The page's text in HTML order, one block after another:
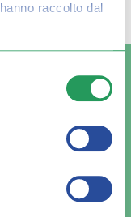
raccolto dal
sicuri